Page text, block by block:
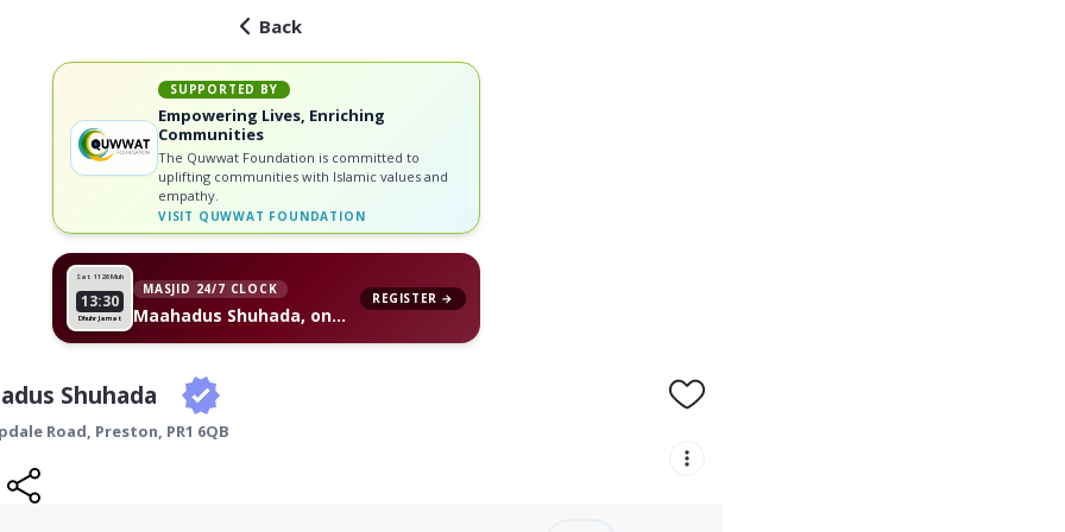
Back
SUPPORTED BY
Empowering Lives, Enriching
Communities
The Quwwat Foundation is committed to
uplifting communities with Islamic values and
empathy.
VISIT QUWWAT FOUNDATION
Sat 11 26 Muh
13:30
Dhuhr Jamat
MASJID 24/7 CLOCK
Maahadus Shuhada, on
REGISTER →
Shuhada
Road, Preston, PR1 6QB